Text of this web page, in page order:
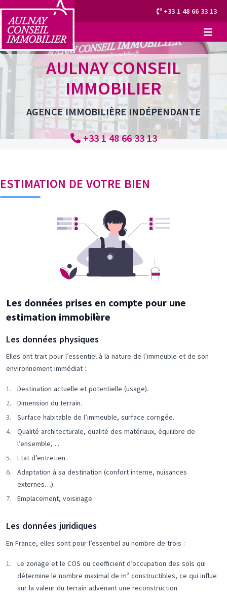
+33 1 48 66 33 13
AULNAY CONSEIL
IMMOBILIER
AGENCE IMMOBILIÈRE INDÉPENDANTE
+33 1 48 66 33 13
ESTIMATION DE VOTRE BIEN
Les données prises en compte pour une
estimation immobilère
Les données physiques
Elles ont trait pour l’essentiel à la nature de l’immeuble et de son
environnement immédiat :
Destination actuelle et potentielle (usage).
Dimension du terrain.
Surface habitable de l’immeuble, surface corrigée.
Qualité architecturale, qualité des matériaux, équilibre de
l’ensemble, ...
Etat d’entretien.
Adaptation à sa destination (confort interne, nuisances
externes…).
Emplacement, voisinage.
Les données juridiques
En France, elles sont pour l’essentiel au nombre de trois :
Le zonage et le COS ou coefficient d’occupation des sols qui
détermine le nombre maximal de m² constructibles, ce qui influe
sur la valeur du terrain advenant une reconstruction.